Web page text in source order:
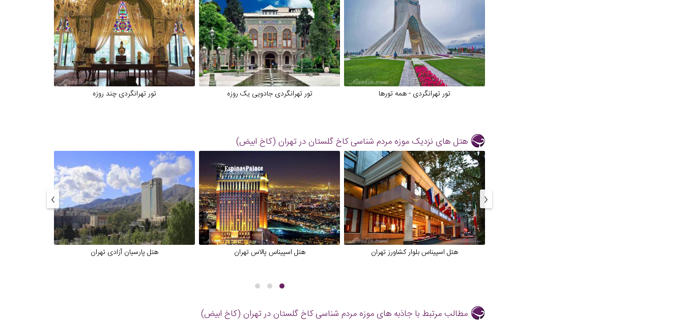
تور تهرانگردی - همه تورها تور تهرانگردی جادویی یک روزه تور تهرانگردی چند روزه
هتل های نزدیکموزه مردم شناسی کاخ گلستان در تهران (کاخ ابیض)
هتل اسپیناس بلوار کشاورز تهران هتل اسپیناس پالاس تهران هتل پارسیان آزادی تهران
‹
›
مطالب مرتبط با جاذبه هایموزه مردم شناسی کاخ گلستان در تهران (کاخ ابیض)